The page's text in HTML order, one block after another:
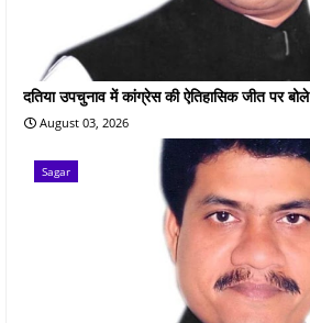
दतिया उपचुनाव में कांग्रेस की ऐतिहासिक जीत पर बोले
August 03, 2026
Sagar